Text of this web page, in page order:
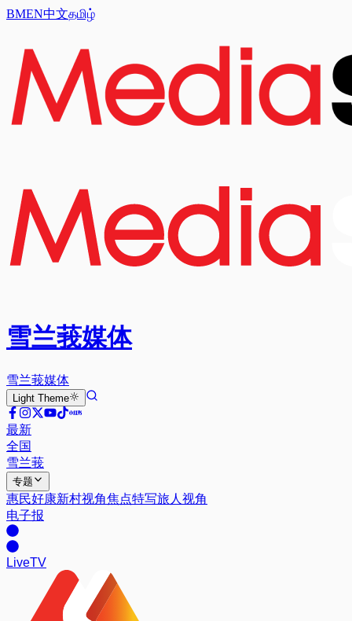
BMEN中文தமிழ்
雪兰莪媒体
雪兰莪媒体
Light Theme
最新
全国
雪兰莪
专题
惠民好康新村视角焦点特写旅人视角
电子报
LiveTV